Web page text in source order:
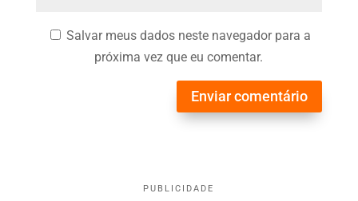
Salvar meus dados neste navegador para a
próxima vez que eu comentar.
Enviar comentário
PUBLICIDADE